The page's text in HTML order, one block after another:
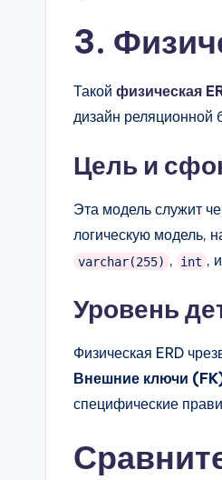
3.
Такой физическая
дизайн реляционной
Цель и
Эта модель служит
логическую модель,
varchar(255) , int ,
Уровень
Физическая ERD
Внешние ключи
специфические